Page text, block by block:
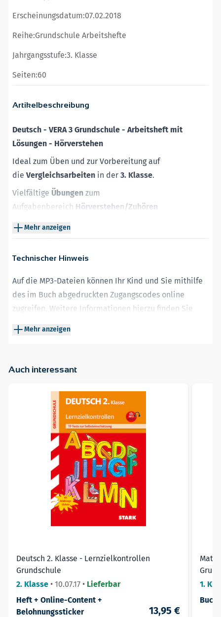
Technischer Hinweis
Auf die MP3-Dateien können Ihr Kind und Sie mithilfe
des im Buch abgedruckten Zugangscodes online
zugreifen. Weitere Informationen hierzu finden Sie
Mehr anzeigen
Artikelbeschreibung
Deutsch - VERA 3 Grundschule - Arbeitsheft mit
Lösungen - Hörverstehen
Ideal zum Üben und zur Vorbereitung auf
die Vergleichsarbeiten in der 3. Klasse.
Vielfältige Übungen zum
Aufgabenbereich Hörverstehen/Zuhören
Schwierigkeitsstufen
VerschiedeneTextsorten
Sachtext usw.
AlleHördateien zum Download verfügbar
Mehr anzeigen
Erscheinungsdatum:07.02.2018
Reihe:Grundschule Arbeitshefte
Jahrgangsstufe:3. Klasse
Seiten:60
Auch interessant
Press to skip carousel
Weiter zur Navigation in der
Deutsch 2. Klasse - Lernzielkontrollen
Grundschule
2. Klasse • 10.07.17 • Lieferbar
Heft + Online-Content +
Belohnungssticker
13,95 €
1.
Buch